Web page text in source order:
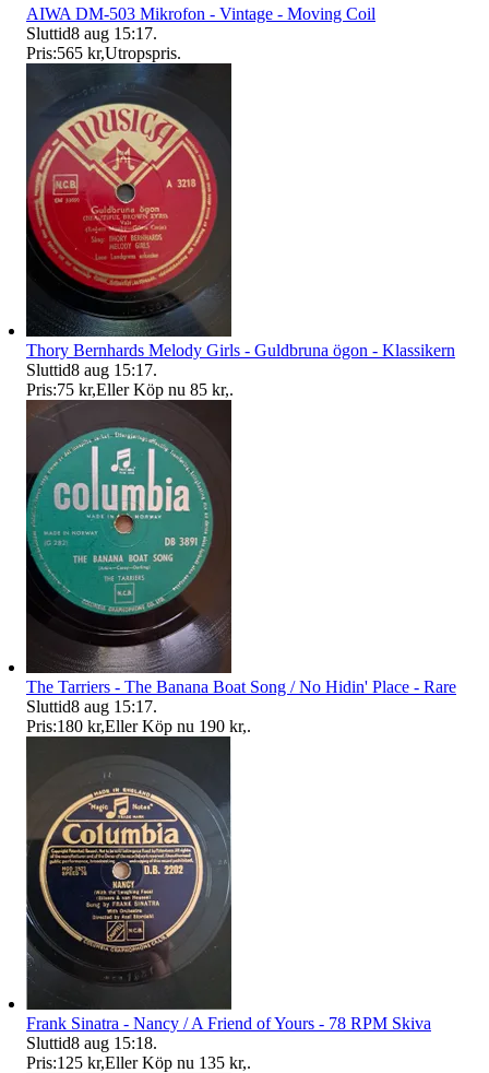
AIWA DM-503 Mikrofon - Vintage - Moving Coil
Sluttid8 aug 15:17.
Pris:565 kr,Utropspris.
Thory Bernhards Melody Girls - Guldbruna ögon - Klassikern
Sluttid8 aug 15:17.
Pris:75 kr,Eller Köp nu 85 kr,.
The Tarriers - The Banana Boat Song / No Hidin' Place - Rare
Sluttid8 aug 15:17.
Pris:180 kr,Eller Köp nu 190 kr,.
Frank Sinatra - Nancy / A Friend of Yours - 78 RPM Skiva
Sluttid8 aug 15:18.
Pris:125 kr,Eller Köp nu 135 kr,.